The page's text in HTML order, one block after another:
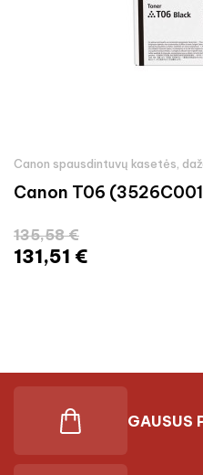
Canon spausdintuvų kasetės,
Canon T06
135,58 €
131,51 €
GAUSUS